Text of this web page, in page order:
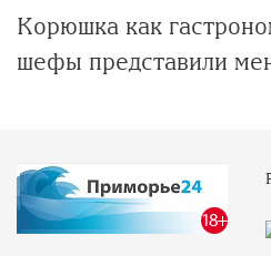
Корюшка как
шефы представили